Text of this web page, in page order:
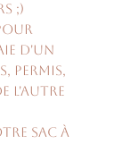
;)
d'un
permis,
l'autre
sac à